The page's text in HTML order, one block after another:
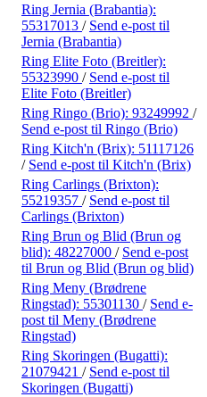
Ring Jernia (Brabantia):
55317013 / Send e-post til
Jernia (Brabantia)
Ring Elite Foto (Breitler):
55323990 / Send e-post til
Elite Foto (Breitler)
Ring Ringo (Brio): 93249992 /
Send e-post til Ringo (Brio)
Ring Kitch'n (Brix): 51117126
/ Send e-post til Kitch'n (Brix)
Ring Carlings (Brixton):
55219357 / Send e-post til
Carlings (Brixton)
Ring Brun og Blid (Brun og
blid): 48227000 / Send e-post
til Brun og Blid (Brun og blid)
Ring Meny (Brødrene
Ringstad): 55301130 / Send e-
post til Meny (Brødrene
Ringstad)
Ring Skoringen (Bugatti):
21079421 / Send e-post til
Skoringen (Bugatti)